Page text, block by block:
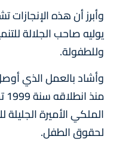
وأبرز أن هذه
يوليه صاحب الجلالة
وللطفولة.
وأشاد بالعمل الذي
الملكي الأميرة
لحقوق الطفل.